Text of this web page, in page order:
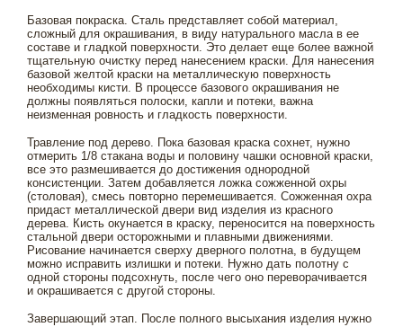
Базовая покраска. Сталь представляет собой материал,
сложный для окрашивания, в виду натурального масла в ее
составе и гладкой поверхности. Это делает еще более важной
тщательную очистку перед нанесением краски. Для нанесения
базовой желтой краски на металлическую поверхность
необходимы кисти. В процессе базового окрашивания не
должны появляться полоски, капли и потеки, важна
неизменная ровность и гладкость поверхности.
Травление под дерево. Пока базовая краска сохнет, нужно
отмерить 1/8 стакана воды и половину чашки основной краски,
все это размешивается до достижения однородной
консистенции. Затем добавляется ложка сожженной охры
(столовая), смесь повторно перемешивается. Сожженная охра
придаст металлической двери вид изделия из красного
дерева. Кисть окунается в краску, переносится на поверхность
стальной двери осторожными и плавными движениями.
Рисование начинается сверху дверного полотна, в будущем
можно исправить излишки и потеки. Нужно дать полотну с
одной стороны подсохнуть, после чего оно переворачивается
и окрашивается с другой стороны.
Завершающий этап. После полного высыхания изделия нужно